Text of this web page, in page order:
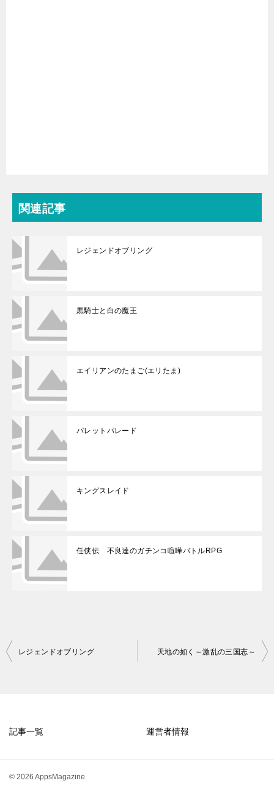
関連記事
レジェンドオブリング
黒騎士と白の魔王
エイリアンのたまご(エリたま)
パレットパレード
キングスレイド
任侠伝 不良達のガチンコ喧嘩バトルRPG
投
ゲ
レジェンドオブリング 天地の如く～激乱の三国志～
記事一覧 運営者情報
© 2026 AppsMagazine